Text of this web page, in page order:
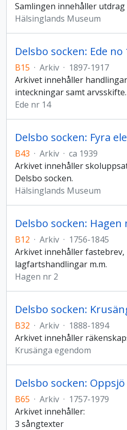
Samlingen innehåller
Hälsinglands Museum
Delsbo socken: Ede
B15 · Arkiv · 1897-1917
Arkivet innehåller
inteckningar samt arvsskifte.
Ede nr 14
B43 · Arkiv · ca 1939
Arkivet innehåller
Delsbo socken.
Hälsinglands Museum
B12 · Arkiv · 1756-1845
Arkivet innehåller
lagfartshandlingar m.m.
Hagen nr 2
B32 · Arkiv · 1888-1894
Arkivet innehåller
Krusänga egendom
B65 · Arkiv · 1757-1979
Arkivet innehåller:
3 sångtexter